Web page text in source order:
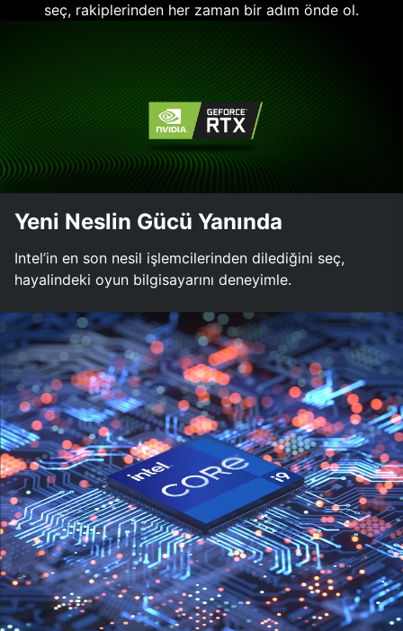
seç, rakiplerinden her zaman bir adım önde ol.
Yeni Neslin Gücü Yanında
Intel’in en son nesil işlemcilerinden dilediğini seç,
hayalindeki oyun bilgisayarını deneyimle.